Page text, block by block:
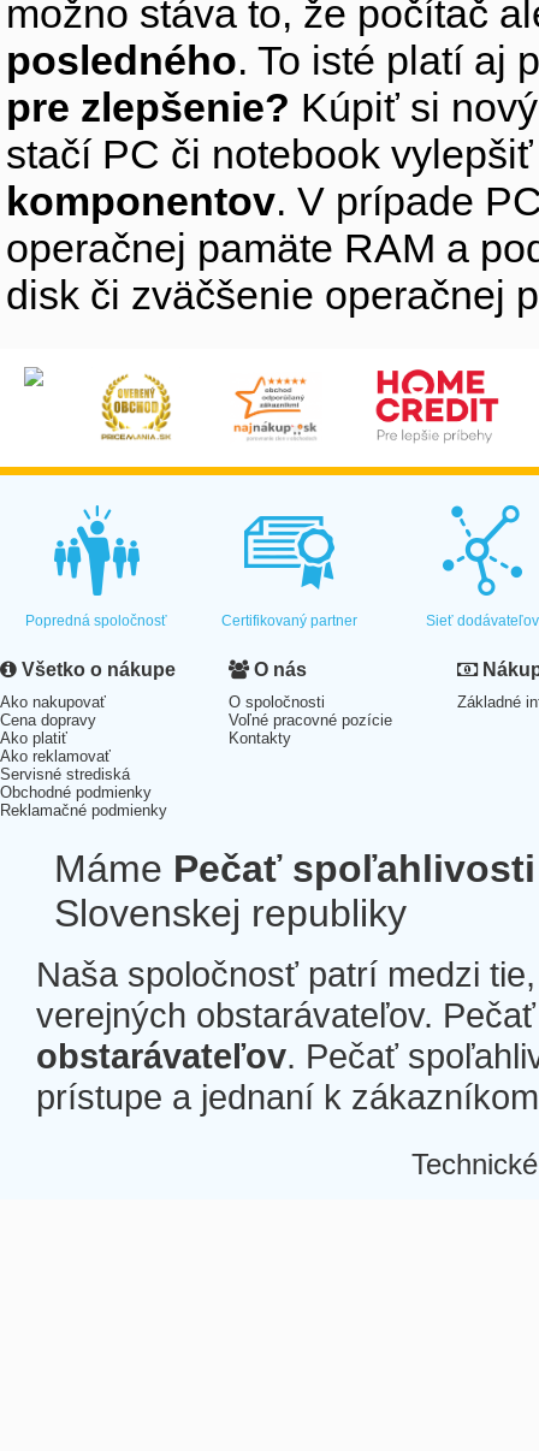
možno stáva to, že počítač
posledného. To isté platí aj
pre zlepšenie? Kúpiť si
stačí PC či notebook
komponentov. V prípade
operačnej pamäte RAM a
disk či zväčšenie operačnej
Popredná spoločnosť Certifikovaný partner Sieť dodávateľov
Všetko o nákupe
Ako nakupovať
Cena dopravy
Ako platiť
Ako reklamovať
Servisné strediská
Obchodné podmienky
Reklamačné podmienky
O nás
O spoločnosti
Voľné pracovné pozície
Kontakty
Základné
Máme Pečať spoľahlivosti
Slovenskej republiky
Naša spoločnosť patrí medzi
verejných obstarávateľov.
obstarávateľov. Pečať
prístupe a jednaní k